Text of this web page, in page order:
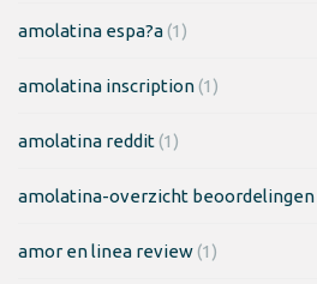
amolatina espa?a(1)
amolatina inscription(1)
amolatina reddit(1)
amolatina-overzicht beoordelingen
amor en linea review(1)